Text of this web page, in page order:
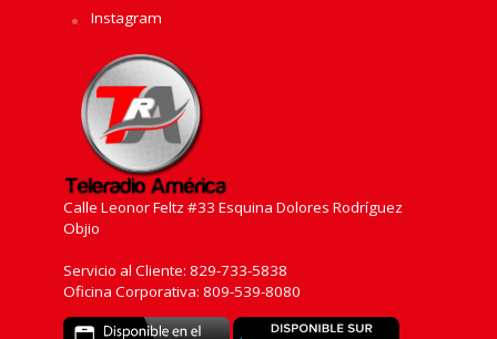
Instagram
Calle Leonor Feltz #33 Esquina Dolores Rodríguez
Objio
Servicio al Cliente: 829-733-5838
Oficina Corporativa: 809-539-8080